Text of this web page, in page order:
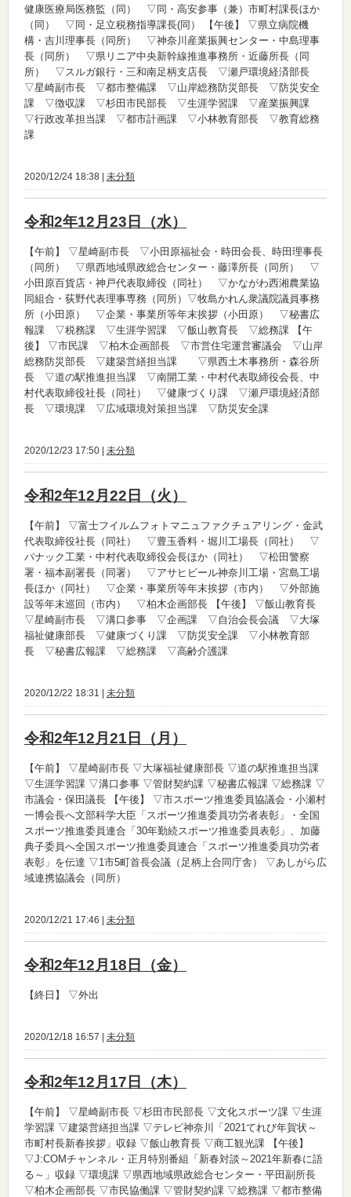
健康医療局医務監（同） ▽同・高安参事（兼）市町村課長ほか
（同） ▽同・足立税務指導課長(同）
【午後】
▽県立病院機
構・吉川理事長（同所） ▽神奈川産業振興センター・中島理事
長（同所） ▽県リニア中央新幹線推進事務所・近藤所長（同
所） ▽スルガ銀行・三和南足柄支店長 ▽瀬戸環境経済部長
▽星崎副市長 ▽都市整備課 ▽山岸総務防災部長 ▽防災安全
課 ▽徴収課 ▽杉田市民部長 ▽生涯学習課 ▽産業振興課
▽行政改革担当課 ▽都市計画課 ▽小林教育部長 ▽教育総務
課
2020/12/24 18:38 | 未分類
令和2年12月23日（水）
【午前】
▽星崎副市長 ▽小田原福祉会・時田会長、時田理事長
（同所） ▽県西地域県政総合センター・藤澤所長（同所） ▽
小田原百貨店・神戸代表取締役（同社） ▽かながわ西湘農業協
同組合・荻野代表理事専務（同所）▽牧島かれん衆議院議員事務
所（小田原） ▽企業・事業所等年末挨拶（小田原） ▽秘書広
報課 ▽税務課 ▽生涯学習課 ▽飯山教育長 ▽総務課 【午
後】
▽市民課 ▽柏木企画部長 ▽市営住宅運営審議会 ▽山岸
総務防災部長 ▽建築営繕担当課 ▽県西土木事務所・森谷所
長 ▽道の駅推進担当課 ▽南開工業・中村代表取締役会長、中
村代表取締役社長（同社） ▽健康づくり課 ▽瀬戸環境経済部
長 ▽環境課 ▽広域環境対策担当課 ▽防災安全課
2020/12/23 17:50 | 未分類
令和2年12月22日（火）
【午前】
▽富士フイルムフォトマニュファクチュアリング・金武
代表取締役社長（同社） ▽豊玉香料・堀川工場長（同社） ▽
パナック工業・中村代表取締役会長ほか（同社） ▽松田警察
署・福本副署長（同署） ▽アサヒビール神奈川工場・宮島工場
長ほか（同社） ▽企業・事業所等年末挨拶（市内） ▽外部施
設等年末巡回（市内） ▽柏木企画部長 【午後】
▽飯山教育長
▽星崎副市長 ▽溝口参事 ▽企画課 ▽自治会長会議 ▽大塚
福祉健康部長 ▽健康づくり課 ▽防災安全課 ▽小林教育部
長 ▽秘書広報課 ▽総務課 ▽高齢介護課
2020/12/22 18:31 | 未分類
令和2年12月21日（月）
【午前】
▽星崎副市長 ▽大塚福祉健康部長 ▽道の駅推進担当課
▽生涯学習課 ▽溝口参事 ▽管財契約課 ▽秘書広報課 ▽総務課 ▽
市議会・保田議長 【午後】
▽市スポーツ推進委員協議会・小瀬村
一博会長へ文部科学大臣「スポーツ推進委員功労者表彰」・全国
スポーツ推進委員連合「30年勤続スポーツ推進委員表彰」、加藤
典子委員へ全国スポーツ推進委員連合「スポーツ推進委員功労者
表彰」を伝達 ▽1市5町首長会議（足柄上合同庁舎） ▽あしがら広
域連携協議会（同所）
2020/12/21 17:46 | 未分類
令和2年12月18日（金）
【終日】 ▽外出
2020/12/18 16:57 | 未分類
令和2年12月17日（木）
【午前】
▽星崎副市長 ▽杉田市民部長 ▽文化スポーツ課 ▽生涯
学習課 ▽建築営繕担当課 ▽テレビ神奈川「2021てれび年賀状～
市町村長新春挨拶」収録 ▽飯山教育長 ▽商工観光課 【午後】
▽J:COMチャンネル・正月特別番組「新春対談～2021年新春に語
る～」収録 ▽環境課 ▽県西地域県政総合センター・平田副所長
▽柏木企画部長 ▽市民協働課 ▽管財契約課 ▽総務課 ▽都市整備